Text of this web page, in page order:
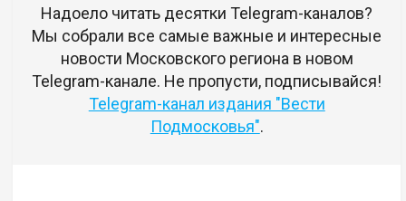
Надоело читать десятки Telegram-каналов?
Мы собрали все самые важные и интересные
новости Московского региона в новом
Telegram-канале. Не пропусти, подписывайся!
Telegram-канал издания "Вести
Подмосковья".